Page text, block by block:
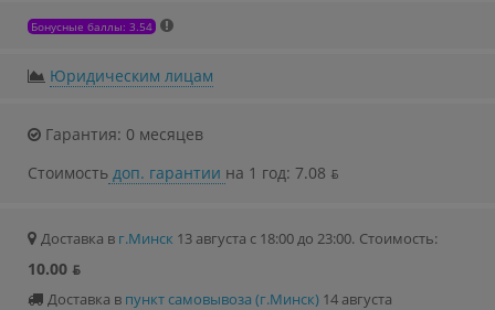
Бонусные баллы: 3.54
Юридическим лицам
Гарантия: 0 месяцев
Стоимость доп. гарантии на 1 год: 7.08 ƃ
Доставка в г.Минск 13 августа с 18:00 до 23:00. Стоимость:
10.00 ƃ
Доставка в пункт самовывоза (г.Минск) 14 августа